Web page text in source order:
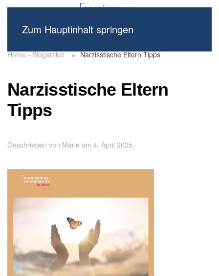
Zum Hauptinhalt springen
Home - Blogartikel Narzisstische Eltern Tipps
Narzisstische Eltern
Tipps
Geschrieben von Marie am 4. April 2025.